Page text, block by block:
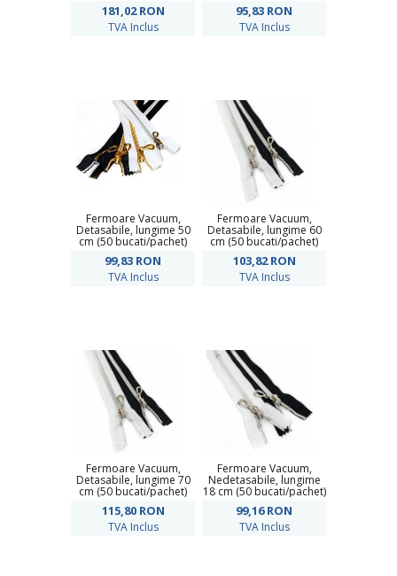
181,02RON
TVA Inclus
95,83 RON
TVA Inclus
Fermoare Vacuum,
Detasabile, lungime 50
cm (50 bucati/pachet)
99,83 RON
TVA Inclus
Fermoare Vacuum,
Detasabile, lungime 60
cm (50 bucati/pachet)
103,82RON
TVA Inclus
Fermoare Vacuum,
Detasabile, lungime 70
cm (50 bucati/pachet)
115,80 RON
TVA Inclus
Fermoare Vacuum,
Nedetasabile, lungime
18 cm (50 bucati/pachet)
99,16RON
TVA Inclus